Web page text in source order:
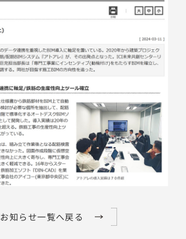
お知らせ一覧へ戻る